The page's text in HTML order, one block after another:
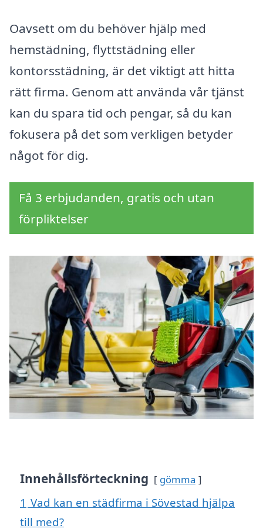
Oavsett om du behöver hjälp med
hemstädning, flyttstädning eller
kontorsstädning, är det viktigt att hitta
rätt firma. Genom att använda vår tjänst
kan du spara tid och pengar, så du kan
fokusera på det som verkligen betyder
något för dig.
Få 3 erbjudanden, gratis och utan
förpliktelser
Innehållsförteckning gömma
1 Vad kan en städfirma i Sövestad hjälpa
till med?